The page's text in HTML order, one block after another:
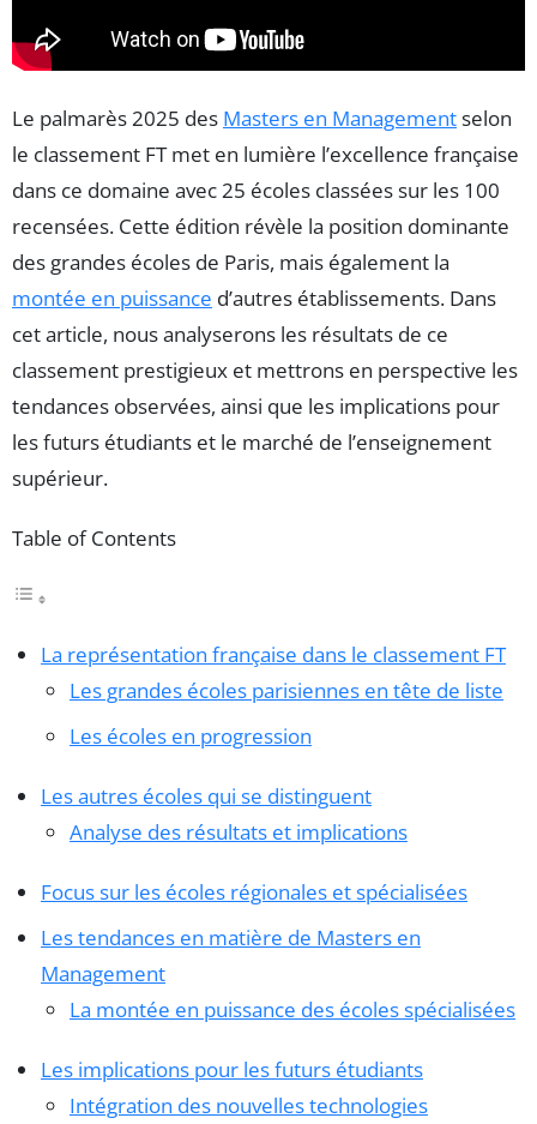
Le palmarès 2025 des Masters en Managementselon
le classement FT met en lumière l’excellence française
dans ce domaine avec 25 écoles classées sur les 100
recensées. Cette édition révèle la position dominante
des grandes écoles de Paris, mais également la
montée en puissance d’autres établissements. Dans
cet article, nous analyserons les résultats de ce
classement prestigieux et mettrons en perspective les
tendances observées, ainsi que les implications pour
les futurs étudiants et le marché de l’enseignement
supérieur.
Table of Contents
La représentation française dans le classement FT
Les grandes écoles parisiennes en tête de liste
Les écoles en progression
Les autres écoles qui se distinguent
Analyse des résultats et implications
Focus sur les écoles régionales et spécialisées
Les tendances en matière de Masters en
Management
La montée en puissance des écoles spécialisées
Les implications pour les futurs étudiants
Intégration des nouvelles technologies